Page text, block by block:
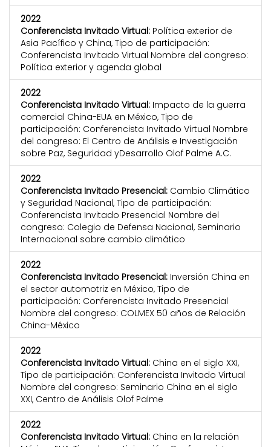
2022
Conferencista Invitado Virtual: Política exterior de
Asia Pacífico y China, Tipo de participación:
Conferencista Invitado Virtual Nombre del congreso:
Política exterior y agenda global
2022
Conferencista Invitado Virtual: Impacto de la guerra
comercial China-EUA en México, Tipo de
participación: Conferencista Invitado Virtual Nombre
del congreso: El Centro de Análisis e Investigación
sobre Paz, Seguridad yDesarrollo Olof Palme A.C.
2022
Conferencista Invitado Presencial: Cambio Climático
y Seguridad Nacional, Tipo de participación:
Conferencista Invitado Presencial Nombre del
congreso: Colegio de Defensa Nacional, Seminario
Internacional sobre cambio climático
2022
Conferencista Invitado Presencial: Inversión China en
el sector automotriz en México, Tipo de
participación: Conferencista Invitado Presencial
Nombre del congreso: COLMEX 50 años de Relación
China-México
2022
Conferencista Invitado Virtual: China en el siglo XXI,
Tipo de participación: Conferencista Invitado Virtual
Nombre del congreso: Seminario China en el siglo
XXI, Centro de Análisis Olof Palme
2022
Conferencista Invitado Virtual: China en la relación